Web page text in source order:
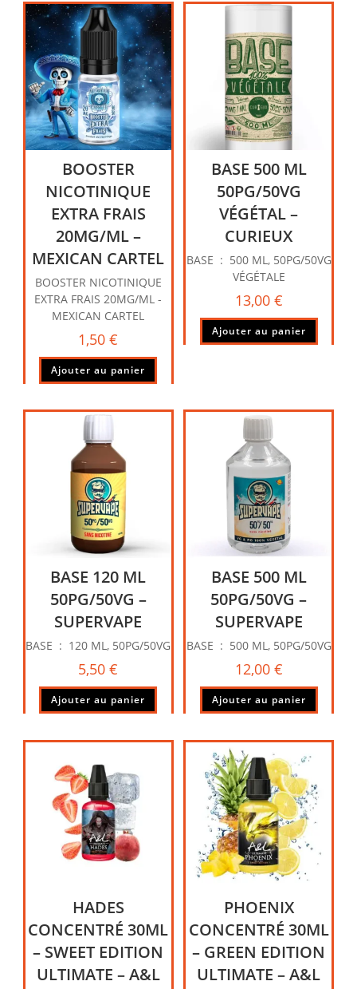
BOOSTER
NICOTINIQUE
EXTRA FRAIS
20MG/ML –
MEXICAN CARTEL
BOOSTER NICOTINIQUE
EXTRA FRAIS 20MG/ML -
MEXICAN CARTEL
1,50€
Ajouter au panier
BASE 500 ML
50PG/50VG
VÉGÉTAL –
CURIEUX
BASE : 500 ML, 50PG/50VG
VÉGÉTALE
13,00 €
Ajouter au panier
BASE 120 ML
50PG/50VG –
SUPERVAPE
BASE : 120 ML, 50PG/50VG
5,50€
Ajouter au panier
BASE 500 ML
50PG/50VG –
SUPERVAPE
BASE : 500 ML, 50PG/50VG
12,00 €
Ajouter au panier
HADES
CONCENTRÉ 30ML
– SWEET EDITION
ULTIMATE – A&L
PHOENIX
CONCENTRÉ 30ML
– GREEN EDITION
ULTIMATE – A&L